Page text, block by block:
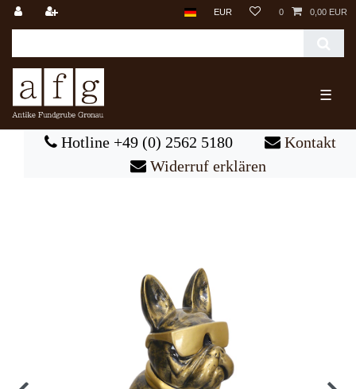
EUR 0 0,00 EUR
☰
Hotline +49 (0) 2562 5180
Kontakt
Widerruf erklären